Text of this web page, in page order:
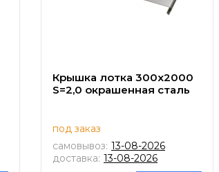
Крышка лотка 300х2000
S=2,0 окрашенная сталь
под заказ
самовывоз: 13-08-2026
доставка: 13-08-2026